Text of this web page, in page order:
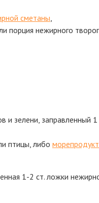
сметаны,
порция нежирного
и зелени, заправленный
птицы, либо
1-2 ст. ложки